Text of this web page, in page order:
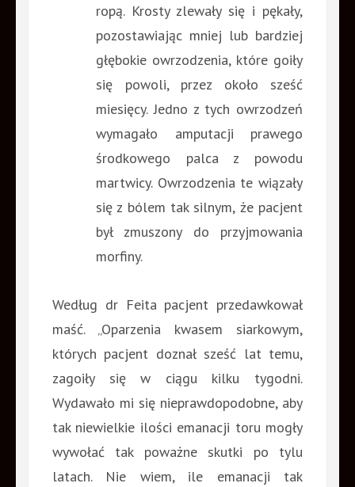
ropą. Krosty zlewały się i pękały,
pozostawiając mniej lub bardziej
głębokie owrzodzenia, które goiły
się powoli, przez około sześć
miesięcy. Jedno z tych owrzodzeń
wymagało amputacji prawego
środkowego palca z powodu
martwicy. Owrzodzenia te wiązały
się z bólem tak silnym, że pacjent
był zmuszony do przyjmowania
morfiny.
Według dr Feita pacjent przedawkował
maść. „Oparzenia kwasem siarkowym,
których pacjent doznał sześć lat temu,
zagoiły się w ciągu kilku tygodni.
Wydawało mi się nieprawdopodobne, aby
tak niewielkie ilości emanacji toru mogły
wywołać tak poważne skutki po tylu
latach. Nie wiem, ile emanacji tak